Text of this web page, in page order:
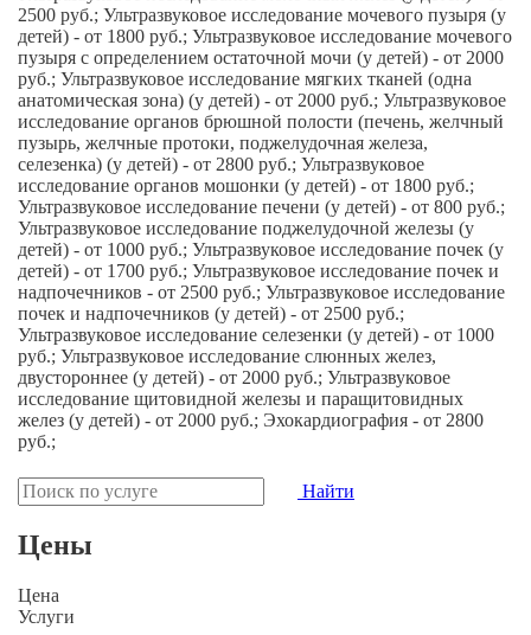
2500 руб.; Ультразвуковое исследование мочевого пузыря (у
детей) - от 1800 руб.; Ультразвуковое исследование мочевого
пузыря с определением остаточной мочи (у детей) - от 2000
руб.; Ультразвуковое исследование мягких тканей (одна
анатомическая зона) (у детей) - от 2000 руб.; Ультразвуковое
исследование органов брюшной полости (печень, желчный
пузырь, желчные протоки, поджелудочная железа,
селезенка) (у детей) - от 2800 руб.; Ультразвуковое
исследование органов мошонки (у детей) - от 1800 руб.;
Ультразвуковое исследование печени (у детей) - от 800 руб.;
Ультразвуковое исследование поджелудочной железы (у
детей) - от 1000 руб.; Ультразвуковое исследование почек (у
детей) - от 1700 руб.; Ультразвуковое исследование почек и
надпочечников - от 2500 руб.; Ультразвуковое исследование
почек и надпочечников (у детей) - от 2500 руб.;
Ультразвуковое исследование селезенки (у детей) - от 1000
руб.; Ультразвуковое исследование слюнных желез,
двустороннее (у детей) - от 2000 руб.; Ультразвуковое
исследование щитовидной железы и паращитовидных
желез (у детей) - от 2000 руб.; Эхокардиография - от 2800
руб.;
Найти
Цены
Цена
Услуги